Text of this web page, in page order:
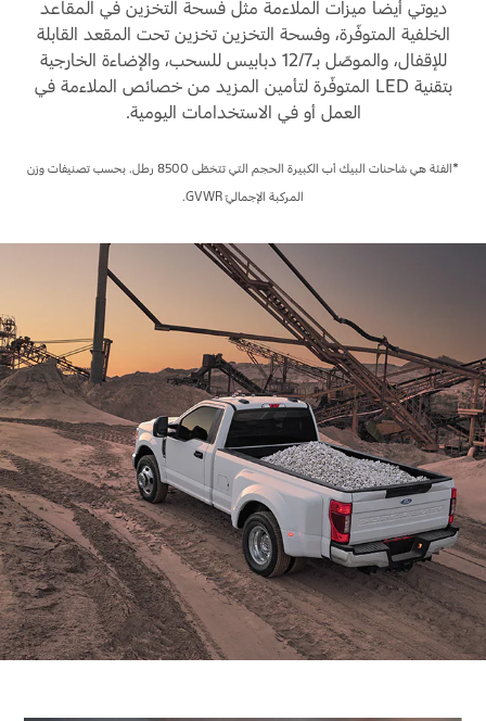
البحرين
العراق
الكويت
قطر
‫المملكة
العربية
السعودية‬
الامارات
العربية
طلب سعر
البحث عن الوكيل
إضافات
فورد بروتكت
خطة الخدمات الممتدة
خطة الخدمات الممتدة
إصلاح أضرار الحوادث
القسائم والخصومات الخاصة بالصيانة
خدمة المحرك
تغيير زيت
تغيير الفلاتر
الضمان والتأمين
Ford Protect لمحة عامة عن
باقة الصيانة الفائقة
باقة الخدمة
باقة العناية الفائقة
دعم المزامنة
ديوتي أيضاً ميزات الملاءمة مثل فسحة التخزين في المقاعد
الخلفية المتوفّرة، وفسحة التخزين تخزين تحت المقعد القابلة
للإقفال، والموصّل بـ12/7 دبابيس للسحب، والإضاءة الخارجية
بتقنية LED المتوفّرة لتأمين المزيد من خصائص الملاءمة في
العمل أو في الاستخدامات اليومية.
*الفئة هي شاحنات البيك أب الكبيرة الحجم التي تتخطّى 8500 رطل. بحسب تصنيفات وزن
المركبة الإجماليّ GVWR.